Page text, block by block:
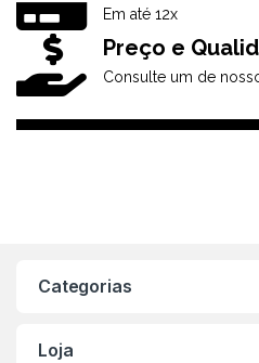
Em até 12x
Preço e
Consulte um de
Categorias
Loja